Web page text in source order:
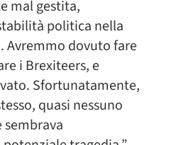
mal gestita,
politica nella
Avremmo dovuto fare
i Brexiteers, e
Sfortunatamente,
quasi nessuno